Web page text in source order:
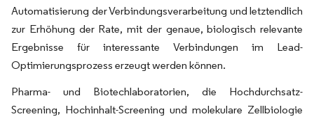
Automatisierung der Verbindungsverarbeitung und letztendlich
zur Erhöhung der Rate, mit der genaue, biologisch relevante
Ergebnisse für interessante Verbindungen im Lead-
Optimierungsprozess erzeugt werden können.
Pharma- und Biotechlaboratorien, die Hochdurchsatz-
Screening, Hochinhalt-Screening und molekulare Zellbiologie